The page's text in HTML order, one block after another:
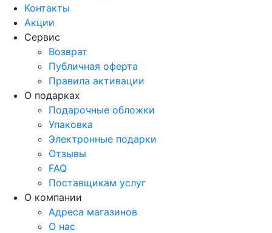
Контакты
Акции
Сервис
Возврат
Публичная оферта
Правила активации
О подарках
Подарочные обложки
Упаковка
Электронные подарки
Отзывы
FAQ
Поставщикам услуг
О компании
Адреса магазинов
О нас